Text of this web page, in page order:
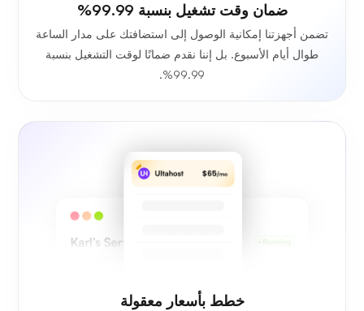
ضمان وقت تشغيل بنسبة 99.99%
تضمن أجهزتنا إمكانية الوصول إلى استضافتك على مدار الساعة
طوال أيام الأسبوع. بل إننا نقدم ضمانًا لوقت التشغيل بنسبة
99.99%.
خطط بأسعار معقولة